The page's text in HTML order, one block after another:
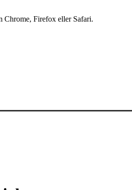
Chrome, Firefox eller Safari.